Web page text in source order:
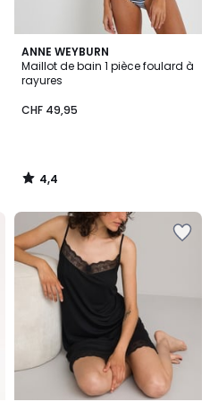
ANNE WEYBURN
Maillot de bain 1 pièce foulard à
rayures
CHF 49,95
4,4
/ 5
4,4
/